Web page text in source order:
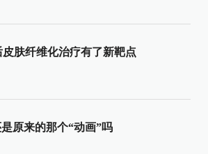
肤纤维化治疗有了新靶点
原来的那个“动画”吗